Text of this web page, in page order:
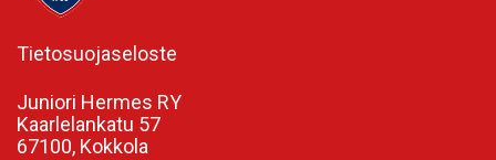
Tietosuojaseloste
Juniori Hermes RY
Kaarlelankatu 57
67100, Kokkola